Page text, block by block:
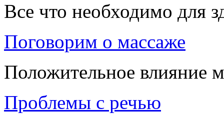
Все что необходимо для
Поговорим о массаже
Положительное влияние
Проблемы с речью